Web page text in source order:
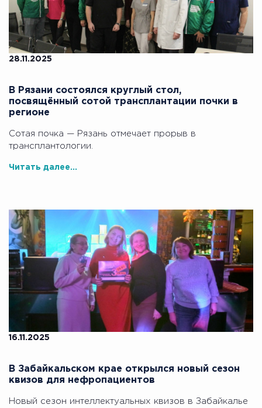
28.11.2025
В Рязани состоялся круглый стол,
посвящённый сотой трансплантации почки в
регионе
Сотая почка — Рязань отмечает прорыв в
трансплантологии.
Читать далее...
16.11.2025
В Забайкальском крае открылся новый сезон
квизов для нефропациентов
Новый сезон интеллектуальных квизов в Забайкалье